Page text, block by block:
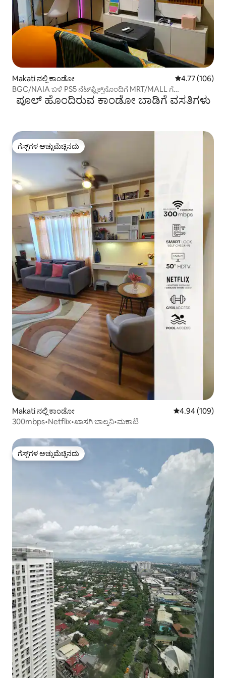
Makati ನಲ್ಲಿ ಕಾಂಡೋ 5 ರಲ್ಲಿ 4.77
4.77 (106)
BGC/NAIA ಬಳಿ PS5 ನೆಟ್‌ಫ್ಲಿಕ್ಸ್‌ನೊಂದಿಗೆ MRT/MALL ಗೆ
ಸಂಪರ್ಕಿಸಲಾಗಿದೆ
ಪೂಲ್ ಹೊಂದಿರುವ ಕಾಂಡೋ ಬಾಡಿಗೆ ವಸತಿಗಳು
ಗೆಸ್ಟ್‌ಗಳ ಅಚ್ಚುಮೆಚ್ಚಿನದು
ಗೆಸ್ಟ್‌ಗಳ ಅಚ್ಚುಮೆಚ್ಚಿನದು
Makati ನಲ್ಲಿ ಕಾಂಡೋ 5 ರಲ್ಲಿ 4.94
4.94 (109)
300mbps•Netflix•ಖಾಸಗಿ ಬಾಲ್ಕನಿ•ಮಕಾಟಿ
ಗೆಸ್ಟ್‌ಗಳ ಅಚ್ಚುಮೆಚ್ಚಿನದು
ಗೆಸ್ಟ್‌ಗಳ ಅಚ್ಚುಮೆಚ್ಚಿನದು